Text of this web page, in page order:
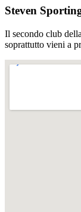
Steven
Il secondo club
soprattutto vieni a
PDF
Abbonamento